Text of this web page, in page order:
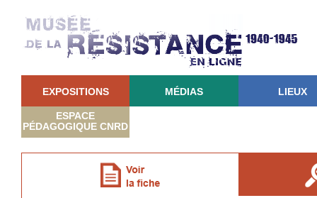
EXPOSITIONS MÉDIAS LIEUX
ESPACE
PÉDAGOGIQUE CNRD